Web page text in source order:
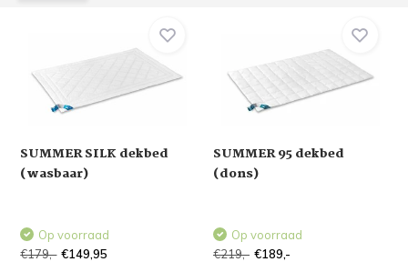
SUMMER SILK dekbed
(wasbaar)
Op voorraad
€179,- €149,95
SUMMER 95 dekbed
(dons)
Op voorraad
€219,- €189,-